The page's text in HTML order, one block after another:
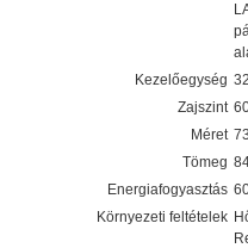
Kezelőegység
Zajszint
Méret
Tömeg
Energiafogyasztás
Környezeti feltételek